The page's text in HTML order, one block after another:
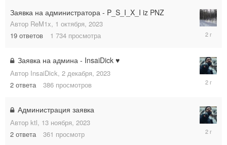
Заявка на администратора - P_S_I_X_I iz PNZ
Автор ReM1x, 1 октября, 2023
19 ответов 1 734 просмотра
25
декабря,
Заявка на админа - InsaiDick ♥
Автор InsaiDick, 2 декабря, 2023
2 ответа 386 просмотров
декабря,
Администрация заявка
Автор ktl, 13 ноября, 2023
2 ответа 361 просмотр
13
ноября,